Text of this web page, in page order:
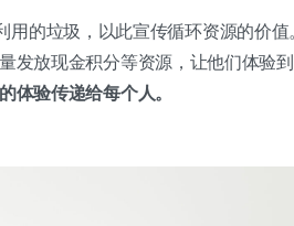
用的垃圾，以此宣传循环资源的价
发放现金积分等资源，让他们体验
体验传递给每个人。